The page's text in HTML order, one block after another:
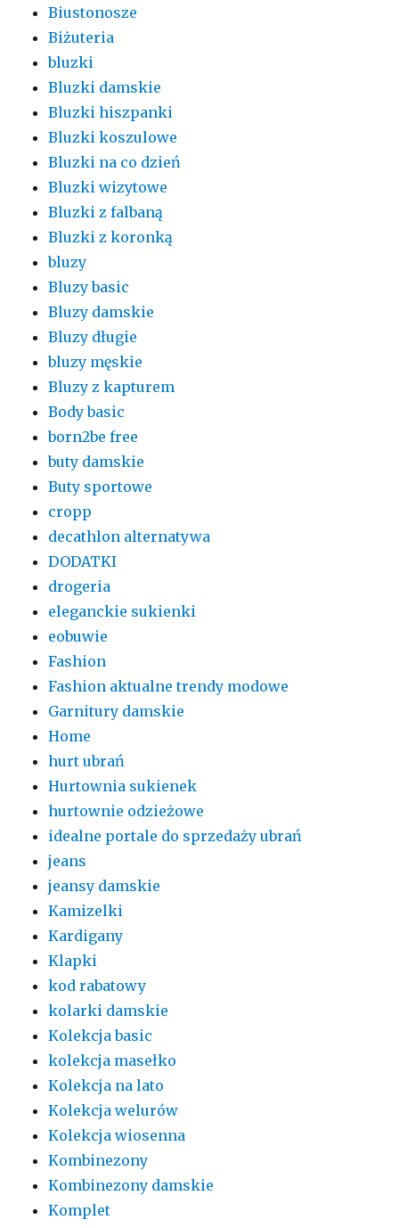
Biustonosze
Biżuteria
bluzki
Bluzki damskie
Bluzki hiszpanki
Bluzki koszulowe
Bluzki na co dzień
Bluzki wizytowe
Bluzki z falbaną
Bluzki z koronką
bluzy
Bluzy basic
Bluzy damskie
Bluzy długie
bluzy męskie
Bluzy z kapturem
Body basic
born2be free
buty damskie
Buty sportowe
cropp
decathlon alternatywa
DODATKI
drogeria
eleganckie sukienki
eobuwie
Fashion
Fashion aktualne trendy modowe
Garnitury damskie
Home
hurt ubrań
Hurtownia sukienek
hurtownie odzieżowe
idealne portale do sprzedaży ubrań
jeans
jeansy damskie
Kamizelki
Kardigany
Klapki
kod rabatowy
kolarki damskie
Kolekcja basic
kolekcja masełko
Kolekcja na lato
Kolekcja welurów
Kolekcja wiosenna
Kombinezony
Kombinezony damskie
Komplet